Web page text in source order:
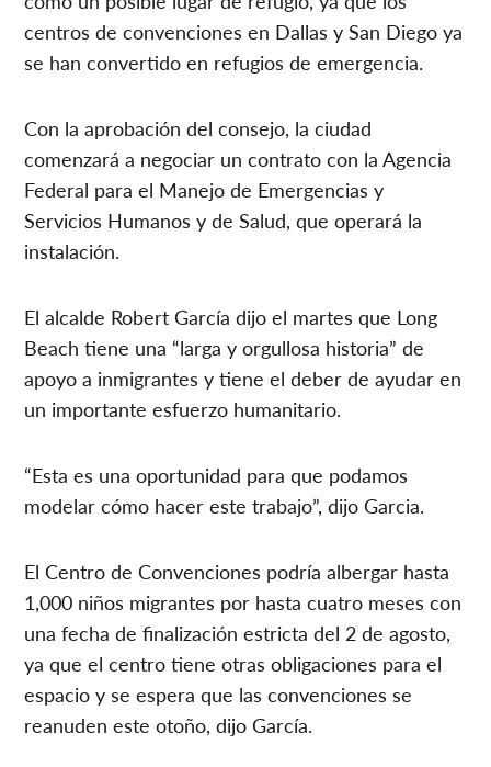
centros de convenciones en Dallas y San Diego ya
se han convertido en refugios de emergencia.
Con la aprobación del consejo, la ciudad
comenzará a negociar un contrato con la Agencia
Federal para el Manejo de Emergencias y
Servicios Humanos y de Salud, que operará la
instalación.
El alcalde Robert García dijo el martes que Long
Beach tiene una “larga y orgullosa historia” de
apoyo a inmigrantes y tiene el deber de ayudar en
un importante esfuerzo humanitario.
“Esta es una oportunidad para que podamos
modelar cómo hacer este trabajo”, dijo Garcia.
El Centro de Convenciones podría albergar hasta
1,000 niños migrantes por hasta cuatro meses con
una fecha de finalización estricta del 2 de agosto,
ya que el centro tiene otras obligaciones para el
espacio y se espera que las convenciones se
reanuden este otoño, dijo García.